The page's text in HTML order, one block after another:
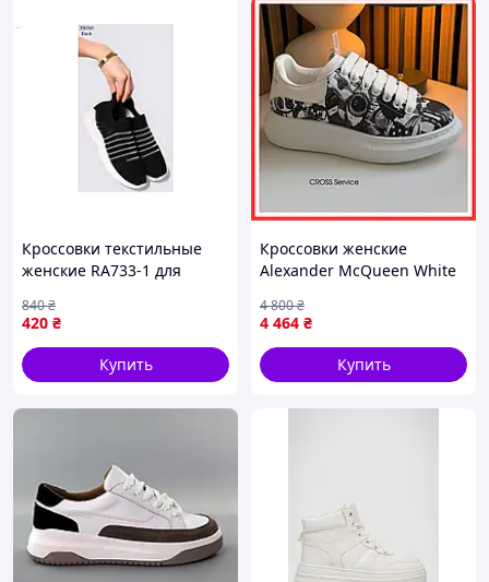
Кроссовки текстильные
женские RA733-1 для
удобная обувь для
активного отдыха
420 ₴
840₴
Купить
Кроссовки женские
Alexander McQueen White
Александр Макквин белые
с черным
4 464 ₴
4 800₴
Купить